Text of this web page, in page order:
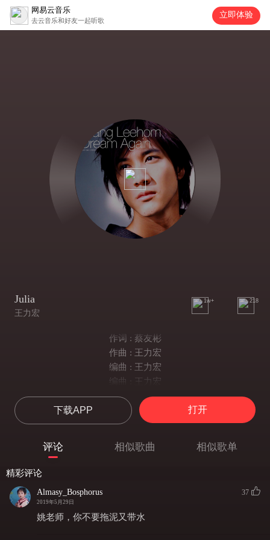
网易云音乐
去云音乐和好友一起听歌
立即体验
Julia
王力宏
1w+ 218
作词 : 蔡友彬
作曲 : 王力宏
编曲 : 王力宏
编曲 : 王力宏
Here we go
看着你走得倔强头也不会
我该不该挽回
你到底累不累
如果是你的感觉已无所谓
就让我把爱收回
下载APP 打开
评论 相似歌曲 相似歌单
精彩评论
Almasy_Bosphorus
2019年5月29日
37
姚老师，你不要拖泥又带水